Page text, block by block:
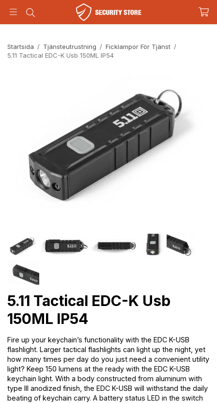
Startsida / Tjänsteutrustning / Ficklampor För Tjänst /
5.11 Tactical EDC-K Usb 150ML IP54
5.11 Tactical EDC-K Usb
150ML IP54
Fire up your keychain’s functionality with the EDC K-USB
flashlight. Larger tactical flashlights can light up the night, yet
how many times per day do you just need a convenient utility
light? Keep 150 lumens at the ready with the EDC K-USB
keychain light. With a body constructed from aluminum with
type III anodized finish, the EDC K-USB will withstand the daily
beating of keychain carry. A battery status LED in the switch